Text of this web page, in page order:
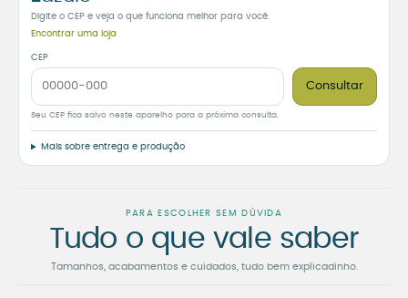
Digite o CEP e veja o que funciona melhor para você.
Encontrar uma loja
CEP
Consultar
Seu CEP fica salvo neste aparelho para a próxima consulta.
Mais sobre entrega e produção
PARA ESCOLHER SEM DÚVIDA
Tudo o que vale saber
Tamanhos, acabamentos e cuidados, tudo bem explicadinho.